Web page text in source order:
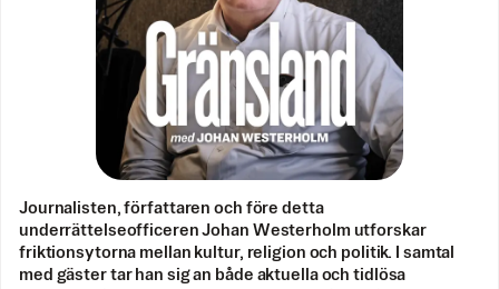
Journalisten, författaren och före detta
underrättelseofficeren Johan Westerholm utforskar
friktionsytorna mellan kultur, religion och politik. I samtal
med gäster tar han sig an både aktuella och tidlösa